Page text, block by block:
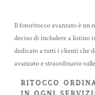
FAMILY
Il fotoritocco avanzato è un
deciso di includere a listino
dedicato a tutti i clienti che
avanzato e straordinario
RITOCCO